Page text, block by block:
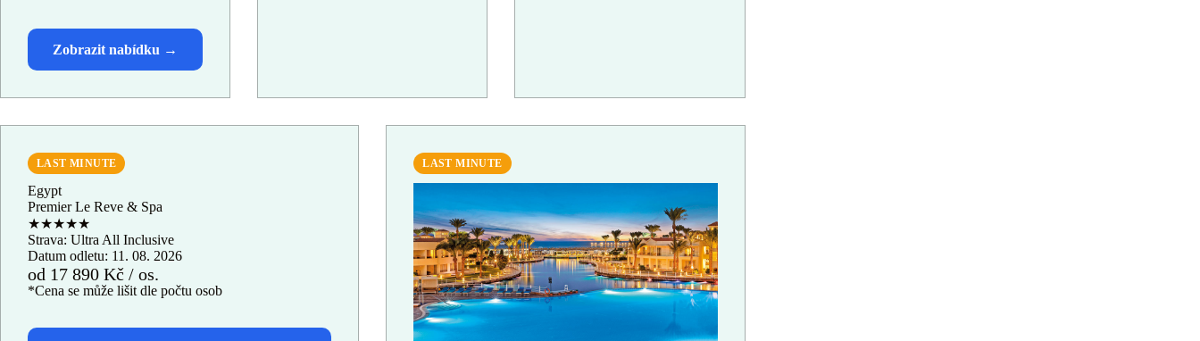
LAST MINUTE
Egypt
Premier Le Reve & Spa
★★★★★
Strava: Ultra All Inclusive
Datum odletu: 11. 08. 2026
od 17 890 Kč / os.
*Cena se může lišit dle počtu osob
LAST MINUTE